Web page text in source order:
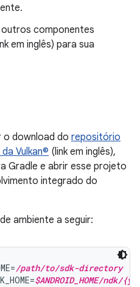
componentes
em inglês) para sua
download do repositório
Vulkan© (link em inglês),
Gradle e abrir esse projeto
integrado do
ambiente a seguir:
/path/to/sdk-directory
$ANDROID_HOME/